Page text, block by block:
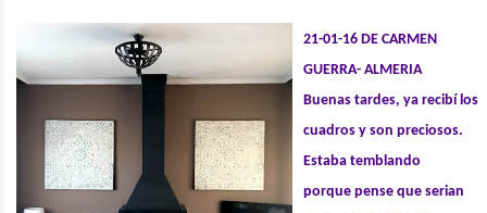
21-01-16 DE CARMEN
GUERRA- ALMERIA
Buenas tardes, ya recibí los
cuadros y son preciosos.
Estaba temblando
porque pense que serian